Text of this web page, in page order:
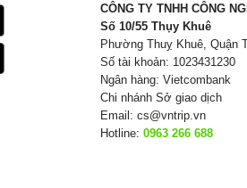
CÔNG TY TNHH CÔNG
Số 10/55 Thụy Khuê
Phường Thuỵ Khuê, Quận
Số tài khoản: 1023431230
Ngân hàng: Vietcombank
Chi nhánh Sở giao dịch
Email: cs@vntrip.vn
Hotline: 0963 266 688